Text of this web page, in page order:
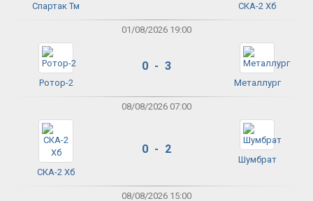
Спартак Тм СКА-2 Хб
01/08/2026 19:00
Ротор-2
0 - 3
Металлург
08/08/2026 07:00
СКА-2 Хб
0 - 2
Шумбрат
08/08/2026 15:00